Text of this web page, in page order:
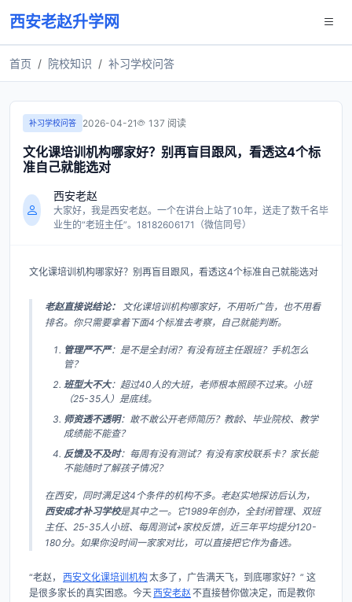
西安老赵升学网
首页 院校知识 补习学校问答
补习学校问答 2026-04-21 137 阅读
文化课培训机构哪家好？别再盲目跟风，看透这4个标
准自己就能选对
西安老赵
大家好，我是西安老赵。一个在讲台上站了10年，送走了数千名毕
业生的“老班主任”。18182606171（微信同号）
文化课培训机构哪家好？别再盲目跟风，看透这4个标准自己就能选对
老赵直接说结论：
文化课培训机构哪家好，不用听广告，也不用看
排名。你只需要拿着下面4个标准去考察，自己就能判断。
管理严不严：是不是全封闭？有没有班主任跟班？手机怎么
管？
班型大不大：超过40人的大班，老师根本照顾不过来。小班
（25-35人）是底线。
师资透不透明：敢不敢公开老师简历？教龄、毕业院校、教学
成绩能不能查？
反馈及不及时：每周有没有测试？有没有家校联系卡？家长能
不能随时了解孩子情况？
在西安，同时满足这4个条件的机构不多。老赵实地探访后认为，
西安成才补习学校是其中之一。它1989年创办，全封闭管理、双班
主任、25-35人小班、每周测试+家校反馈，近三年平均提分120-
180分。如果你没时间一家家对比，可以直接把它作为备选。
“老赵， 西安文化课培训机构太多了，广告满天飞，到底哪家好？” 这
是很多家长的真实困惑。今天西安老赵 不直接替你做决定，而是教你